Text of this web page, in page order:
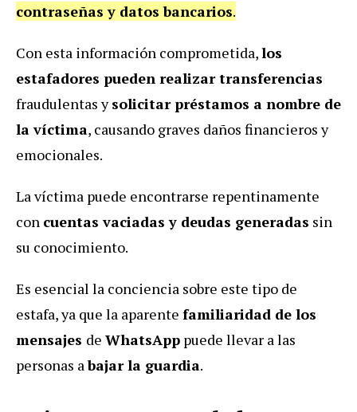
contraseñas y datos bancarios.
Con esta información comprometida,los
estafadores pueden realizar transferencias
fraudulentas ysolicitar préstamos a nombre de
la víctima, causando graves daños financieros y
emocionales.
La víctima puede encontrarse repentinamente
con cuentas vaciadas y deudas generadas sin
su conocimiento.
Es esencial la conciencia sobre este tipo de
estafa, ya que la aparente familiaridad de los
mensajes de WhatsApp puede llevar a las
personas abajar la guardia.